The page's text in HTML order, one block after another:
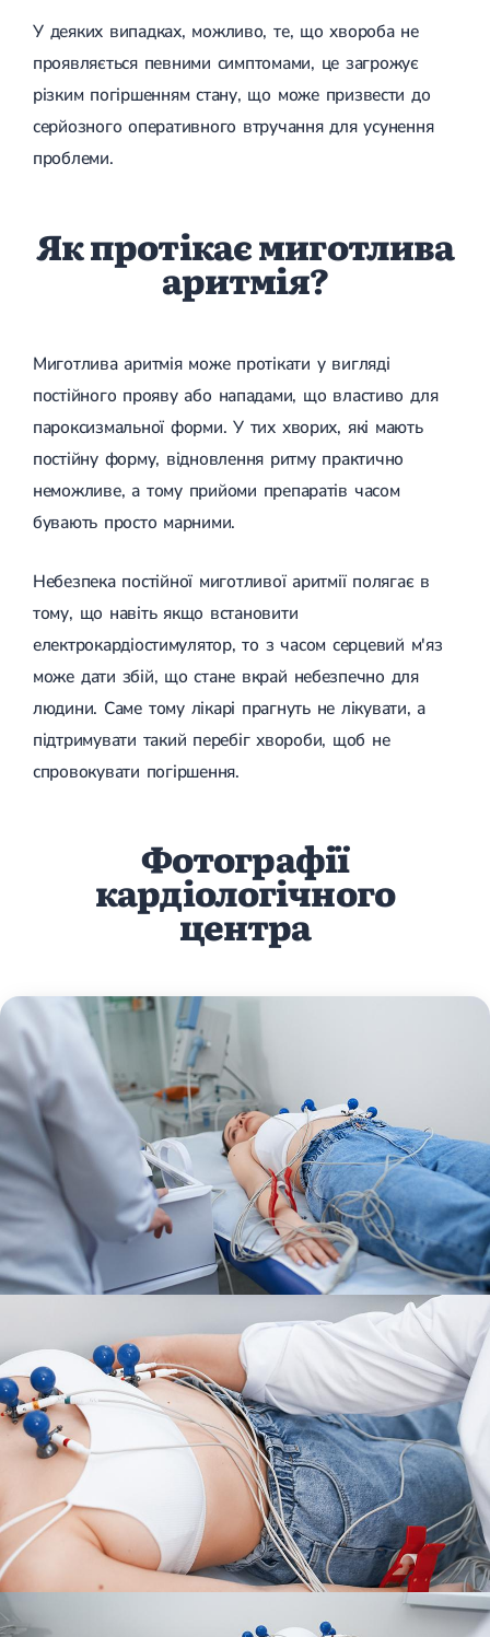
У деяких випадках, можливо, те, що хвороба не
проявляється певними симптомами, це загрожує
різким погіршенням стану, що може призвести до
серйозного оперативного втручання для усунення
проблеми.
Як протікає миготлива
аритмія?
Миготлива аритмія може протікати у вигляді
постійного прояву або нападами, що властиво для
пароксизмальної форми. У тих хворих, які мають
постійну форму, відновлення ритму практично
неможливе, а тому прийоми препаратів часом
бувають просто марними.
Небезпека постійної миготливої ​​аритмії полягає в
тому, що навіть якщо встановити
електрокардіостимулятор, то з часом серцевий м'яз
може дати збій, що стане вкрай небезпечно для
людини. Саме тому лікарі прагнуть не лікувати, а
підтримувати такий перебіг хвороби, щоб не
спровокувати погіршення.
Фотографії
кардіологічного
центра